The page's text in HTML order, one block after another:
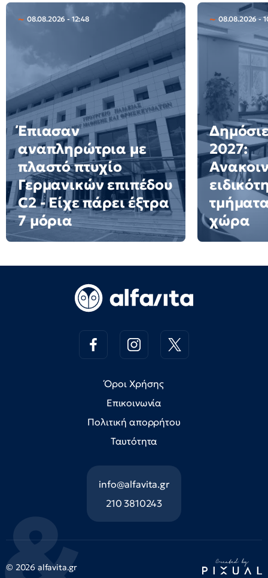
08.08.2026 - 12:48
Έπιασαν
αναπληρώτρια με
πλαστό πτυχίο
Γερμανικών επιπέδου
C2 - Είχε πάρει έξτρα
7 μόρια
08.08.2026 -
2027:
χώρα
Όροι Χρήσης
Επικοινωνία
Πολιτική απορρήτου
Ταυτότητα
info@alfavita.gr
210 3810243
© 2026 alfavita.gr